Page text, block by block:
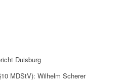
Duisburg
MDStV): Wilhelm Scherer